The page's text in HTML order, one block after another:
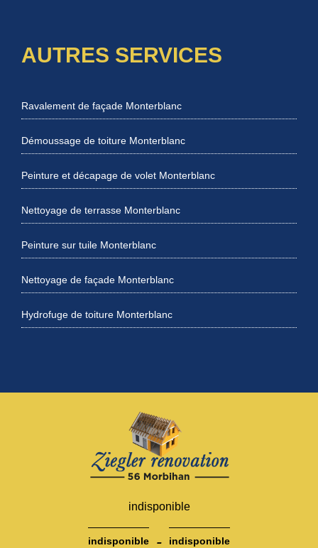
AUTRES SERVICES
Ravalement de façade Monterblanc
Démoussage de toiture Monterblanc
Peinture et décapage de volet Monterblanc
Nettoyage de terrasse Monterblanc
Peinture sur tuile Monterblanc
Nettoyage de façade Monterblanc
Hydrofuge de toiture Monterblanc
indisponible
indisponible - indisponible